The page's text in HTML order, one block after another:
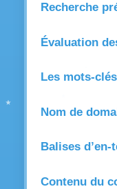
Recherche
Évaluation
Les mots-
Nom de
Balises d’en-
Contenu du